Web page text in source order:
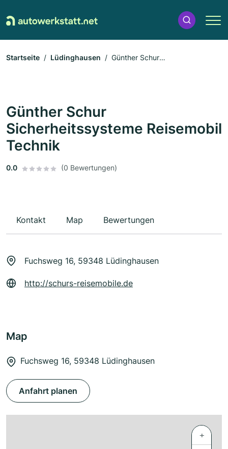
Startseite Lüdinghausen
Günther Schur
Günther Schur
Sicherheitssysteme Reisemobil
Technik
0.0 (0 Bewertungen)
Kontakt Map Bewertungen
Fuchsweg 16, 59348 Lüdinghausen
http://schurs-reisemobile.de
Map
Fuchsweg 16, 59348 Lüdinghausen
Anfahrt planen
+